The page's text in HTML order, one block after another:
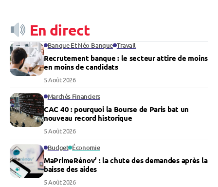
En direct
Banque Et Néo-Banque Travail
Recrutement banque : le secteur attire de moins
en moins de candidats
5 Août 2026
Marchés Financiers
CAC 40 : pourquoi la Bourse de Paris bat un
nouveau record historique
5 Août 2026
Budget Économie
MaPrimeRénov’ : la chute des demandes après la
baisse des aides
5 Août 2026